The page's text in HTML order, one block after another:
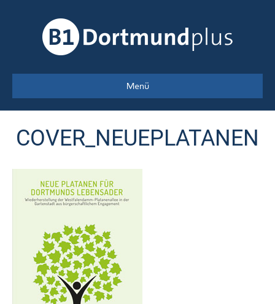
Menü
COVER_NEUEPLATANEN